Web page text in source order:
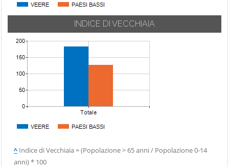
INDICE DI VECCHIAIA
^ Indice di Vecchiaia = (Popolazione > 65 anni / Popolazione 0-14
anni) * 100